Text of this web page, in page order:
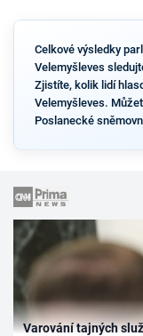
Celkové výsledky
Velemyšleves
Zjistíte, kolik lidí
Velemyšleves.
Poslanecké
Varování tajných